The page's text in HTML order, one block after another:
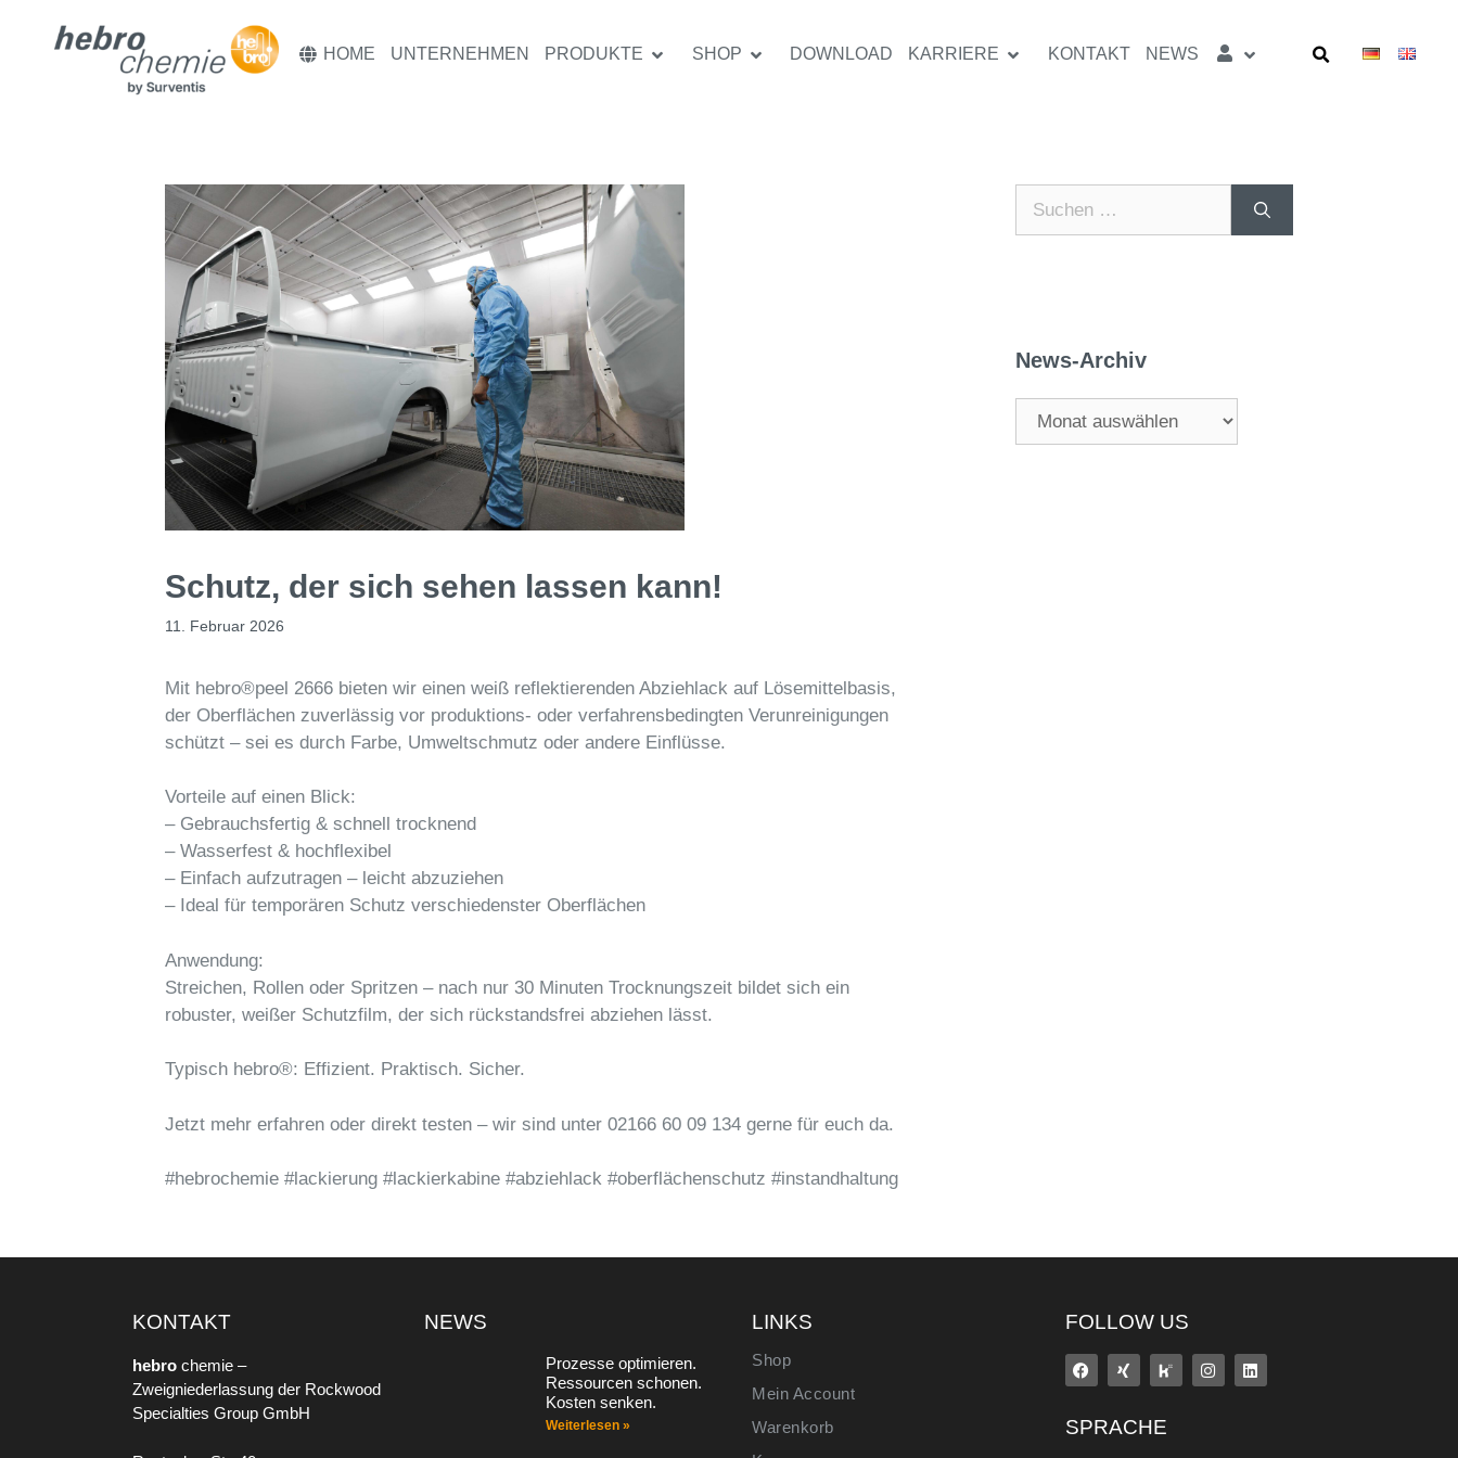
HOME UNTERNEHMEN PRODUKTE SHOP DOWNLOAD KARRIERE KONTAKT NEWS
Schutz, der sich sehen lassen kann!
11. Februar 2026
Mit hebro®peel 2666 bieten wir einen weiß reflektierenden Abziehlack auf Lösemittelbasis,
der Oberflächen zuverlässig vor produktions- oder verfahrensbedingten Verunreinigungen
schützt – sei es durch Farbe, Umweltschmutz oder andere Einflüsse.
Vorteile auf einen Blick:
– Gebrauchsfertig & schnell trocknend
– Wasserfest & hochflexibel
– Einfach aufzutragen – leicht abzuziehen
– Ideal für temporären Schutz verschiedenster Oberflächen
Anwendung:
Streichen, Rollen oder Spritzen – nach nur 30 Minuten Trocknungszeit bildet sich ein
robuster, weißer Schutzfilm, der sich rückstandsfrei abziehen lässt.
Typisch hebro®: Effizient. Praktisch. Sicher.
Jetzt mehr erfahren oder direkt testen – wir sind unter 02166 60 09 134 gerne für euch da.
#hebrochemie #lackierung #lackierkabine #abziehlack #oberflächenschutz #instandhaltung
News-Archiv
KONTAKT
hebro chemie –
Zweigniederlassung der Rockwood
Specialties Group GmbH
NEWS
Prozesse optimieren.
Ressourcen schonen.
Kosten senken.
Weiterlesen »
LINKS
Shop
Mein Account
Warenkorb
FOLLOW US
SPRACHE